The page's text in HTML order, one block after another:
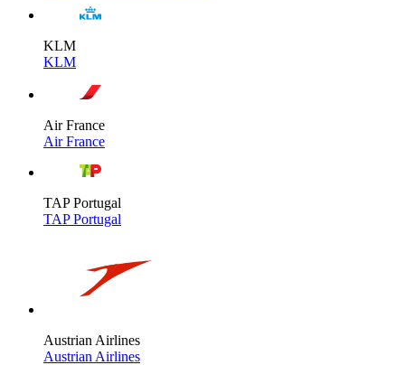
KLM
KLM
Air France
Air France
TAP Portugal
TAP Portugal
Austrian Airlines
Austrian Airlines